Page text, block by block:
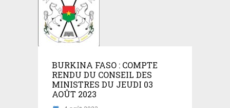
BURKINA FASO : COMPTE
RENDU DU CONSEIL DES
MINISTRES DU JEUDI 03
AOÛT 2023